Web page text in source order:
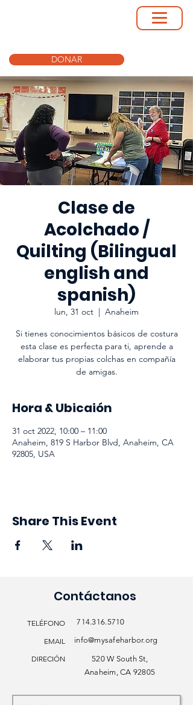
DONAR
Clase de
Acolchado /
Quilting (Bilingual
english and
spanish)
lun, 31 oct
  |
Anaheim
Si tienes conocimientos básicos de costura
esta clase es perfecta para ti, aprende a
elaborar tus propias colchas en compañía
de amigas.
Hora & Ubicaión
31 oct 2022, 10:00 – 11:00
Anaheim, 819 S Harbor Blvd, Anaheim, CA
92805, USA
Share This Event
Contáctanos
TELÉFONO 714.316.5710
EMAIL info@mysafeharbor.org
DIRECIÓN
520 W South St,
Anaheim, CA 92805